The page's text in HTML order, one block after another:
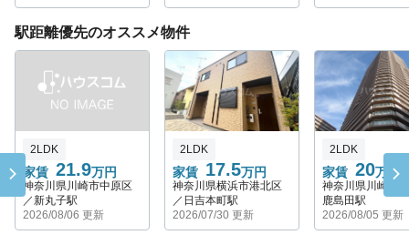
駅距離優先のオススメ物件
家賃 21.9万円
2LDK
神奈川県川崎市中原区
／新丸子駅
2026/08/06 更新
家賃 17.5万円
2LDK
神奈川県横浜市港北区
／日吉本町駅
2026/07/30 更新
家賃 20万円
2LDK
神奈川県川崎市
鹿島田駅
2026/08/05 更新